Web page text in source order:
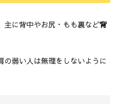
主に背中やお尻・もも裏など背
弱い人は無理をしないように